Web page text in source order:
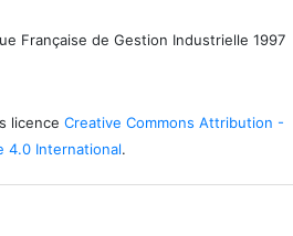
Française de Gestion Industrielle 1997
licence Creative Commons Attribution -
4.0 International.